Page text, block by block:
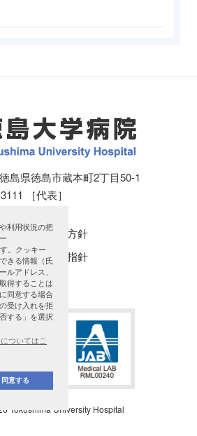
利用状況の把
。クッキー
きる情報（氏
ルアドレス、
得することは
同意する場合
受け入れを拒
する」を選択
ついてはこ
同意する
島県徳島市蔵本町2丁目50-1
［代表］
個人情報保護方針
公表に関する指針
サイトマップ
Tokushima University Hospital